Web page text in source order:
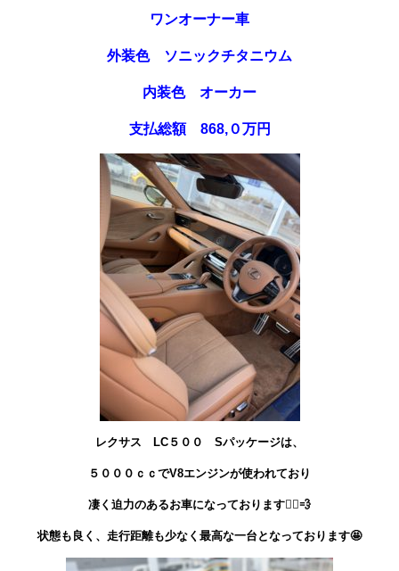
ワンオーナー車
外装色 ソニックチタニウム
内装色 オーカー
支払総額 868,０万円
レクサス LC５００ Sパッケージは、
５０００ｃｃでV8エンジンが使われており
凄く迫力のあるお車になっております🏃‍♂️💨
状態も良く、走行距離も少なく最高な一台となっております🤩